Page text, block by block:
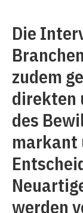
Die
zudem
direkten
des
markant
werden